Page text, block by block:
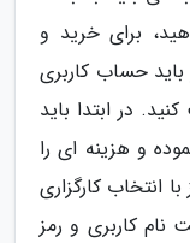
برای خرید و
باید حساب کاربری
در ابتدا باید
و هزینه ای را
انتخاب کارگزاری
نام کاربری و رمز